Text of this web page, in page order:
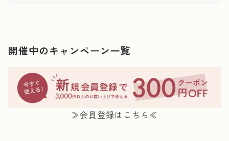
開催中のキャンペーン一覧
≫会員登録はこちら≪